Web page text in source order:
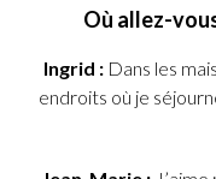
Où allez-
Ingrid : Dans les
endroits où je